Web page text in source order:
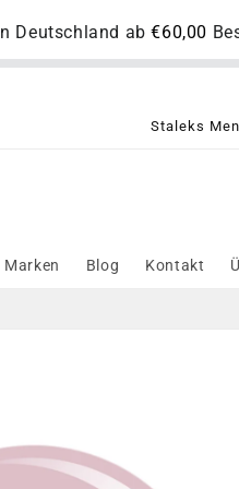
Deutschland ab€60,00
Staleks
Marken Blog Kontakt